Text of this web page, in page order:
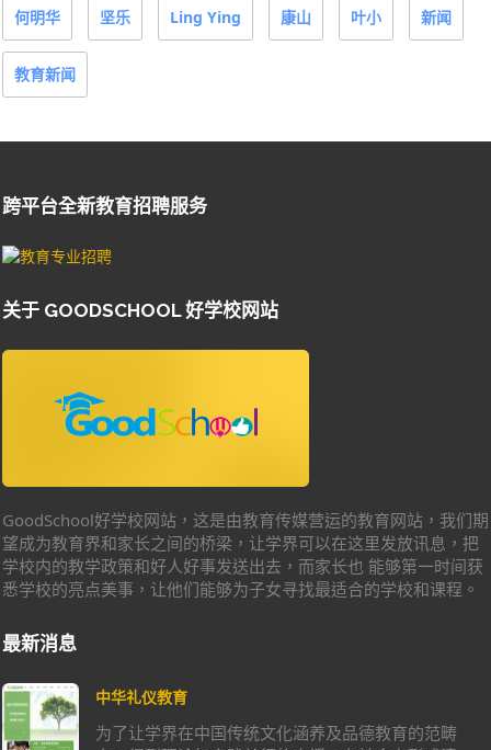
何明华 坚乐 Ling Ying 康山 叶小 新闻
教育新闻
跨平台全新教育招聘服务
关于 GOODSCHOOL 好学校网站
GoodSchool好学校网站，这是由教育传媒营运的教育网站，我们期
望成为教育界和家长之间的桥梁，让学界可以在这里发放讯息，把
学校内的教学政策和好人好事发送出去，而家长也 能够第一时间获
悉学校的亮点美事，让他们能够为子女寻找最适合的学校和课程。
最新消息
中华礼仪教育
为了让学界在中国传统文化涵养及品德教育的范畴